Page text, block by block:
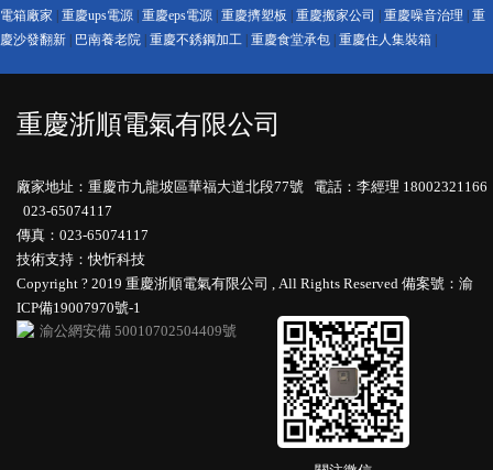
電箱廠家
重慶ups電源 重慶eps電源 重慶擠塑板 重慶搬家公司 重慶噪音治理
重
慶沙發翻新
巴南養老院 重慶不銹鋼加工 重慶食堂承包 重慶住人集裝箱
重慶浙順電氣有限公司
廠家地址：重慶市九龍坡區華福大道北段77號 電話：李經理 18002321166
023-65074117
傳真：023-65074117
技術支持：快忻科技
Copyright ? 2019 重慶浙順電氣有限公司 , All Rights Reserved 備案號：渝
ICP備19007970號-1
渝公網安備 50010702504409號